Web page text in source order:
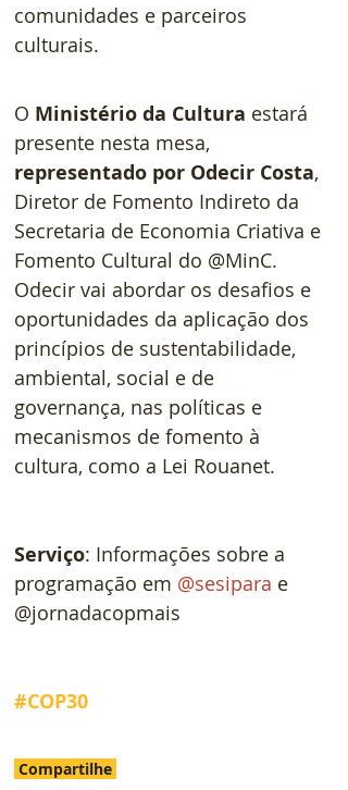
comunidades e parceiros
culturais.
O Ministério da Cultura estará
presente nesta mesa,
representado por Odecir Costa,
Diretor de Fomento Indireto da
Secretaria de Economia Criativa e
Fomento Cultural do @MinC.
Odecir vai abordar os desafios e
oportunidades da aplicação dos
princípios de sustentabilidade,
ambiental, social e de
governança, nas políticas e
mecanismos de fomento à
cultura, como a Lei Rouanet.
Serviço: Informações sobre a
programação em @sesipara e
@jornadacopmais
#COP30
Compartilhe